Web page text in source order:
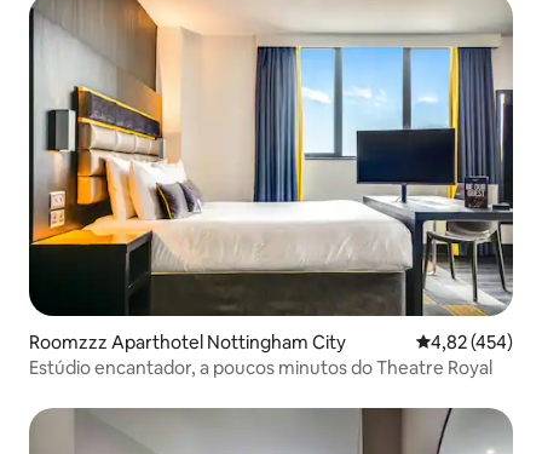
Roomzzz Aparthotel Nottingham City 4,82 de uma
4,82 (454)
Estúdio encantador, a poucos minutos do Theatre Royal